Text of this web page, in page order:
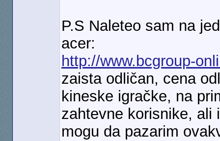
P.S Naleteo sam na
acer:
http://www.bcgroup-
zaista odličan, cena
kineske igračke, na
zahtevne korisnike, ali
mogu da pazarim